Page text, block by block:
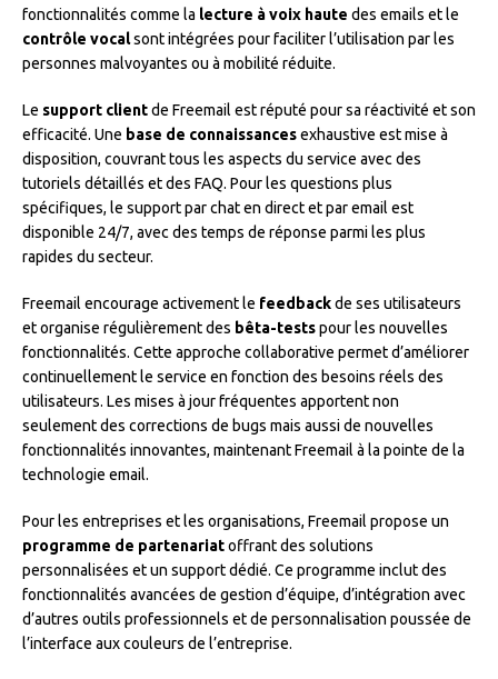
fonctionnalités comme la lecture à voix haute des emails et le
contrôle vocalsont intégrées pour faciliter l’utilisation par les
personnes malvoyantes ou à mobilité réduite.
Le support clientde Freemail est réputé pour sa réactivité et son
efficacité. Une base de connaissancesexhaustive est mise à
disposition, couvrant tous les aspects du service avec des
tutoriels détaillés et des FAQ. Pour les questions plus
spécifiques, le support par chat en direct et par email est
disponible 24/7, avec des temps de réponse parmi les plus
rapides du secteur.
Freemail encourage activement le feedbackde ses utilisateurs
et organise régulièrement des bêta-testspour les nouvelles
fonctionnalités. Cette approche collaborative permet d’améliorer
continuellement le service en fonction des besoins réels des
utilisateurs. Les mises à jour fréquentes apportent non
seulement des corrections de bugs mais aussi de nouvelles
fonctionnalités innovantes, maintenant Freemail à la pointe de la
technologie email.
Pour les entreprises et les organisations, Freemail propose un
programme de partenariatoffrant des solutions
personnalisées et un support dédié. Ce programme inclut des
fonctionnalités avancées de gestion d’équipe, d’intégration avec
d’autres outils professionnels et de personnalisation poussée de
l’interface aux couleurs de l’entreprise.